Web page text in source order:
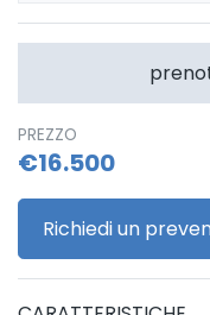
PREZZO
€16.500
Richiedi un